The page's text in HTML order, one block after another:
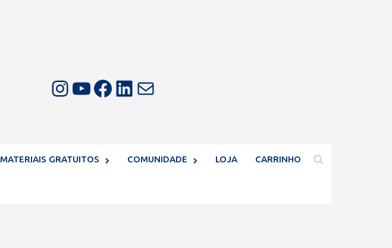
Instagram Youtube Facebook LinkedIn E-mail
MATERIAIS GRATUITOS COMUNIDADE LOJA CARRINHO